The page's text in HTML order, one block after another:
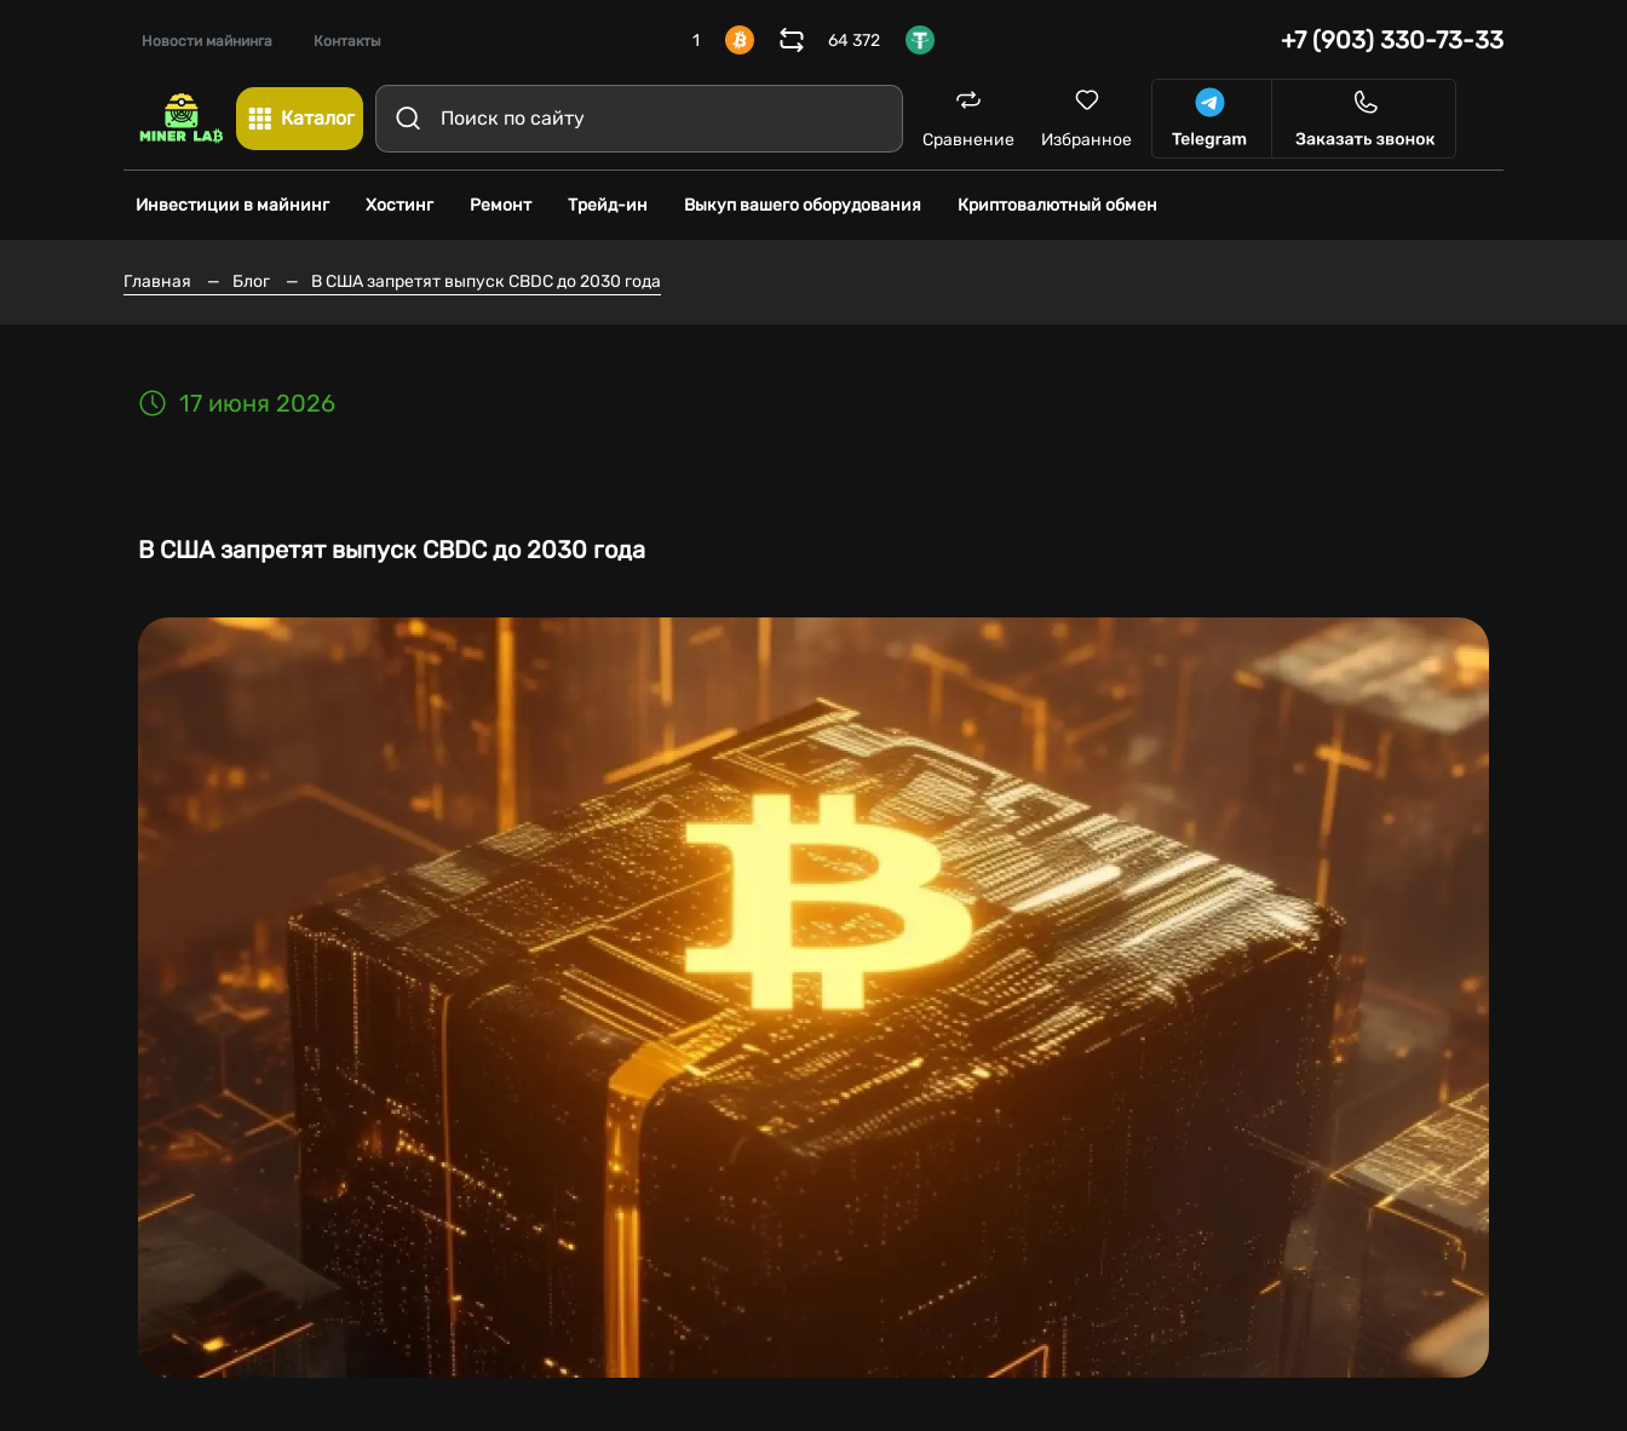
Новости майнинга Контакты 1 64 372 +7 (903) 330-73-33
Каталог
Сравнение Избранное
Инвестиции в майнинг Хостинг Ремонт Трейд-ин Выкуп вашего оборудования Криптовалютный обмен
Главная — Блог — В США запретят выпуск CBDC до 2030 года
17 июня 2026
В США запретят выпуск CBDC до 2030 года